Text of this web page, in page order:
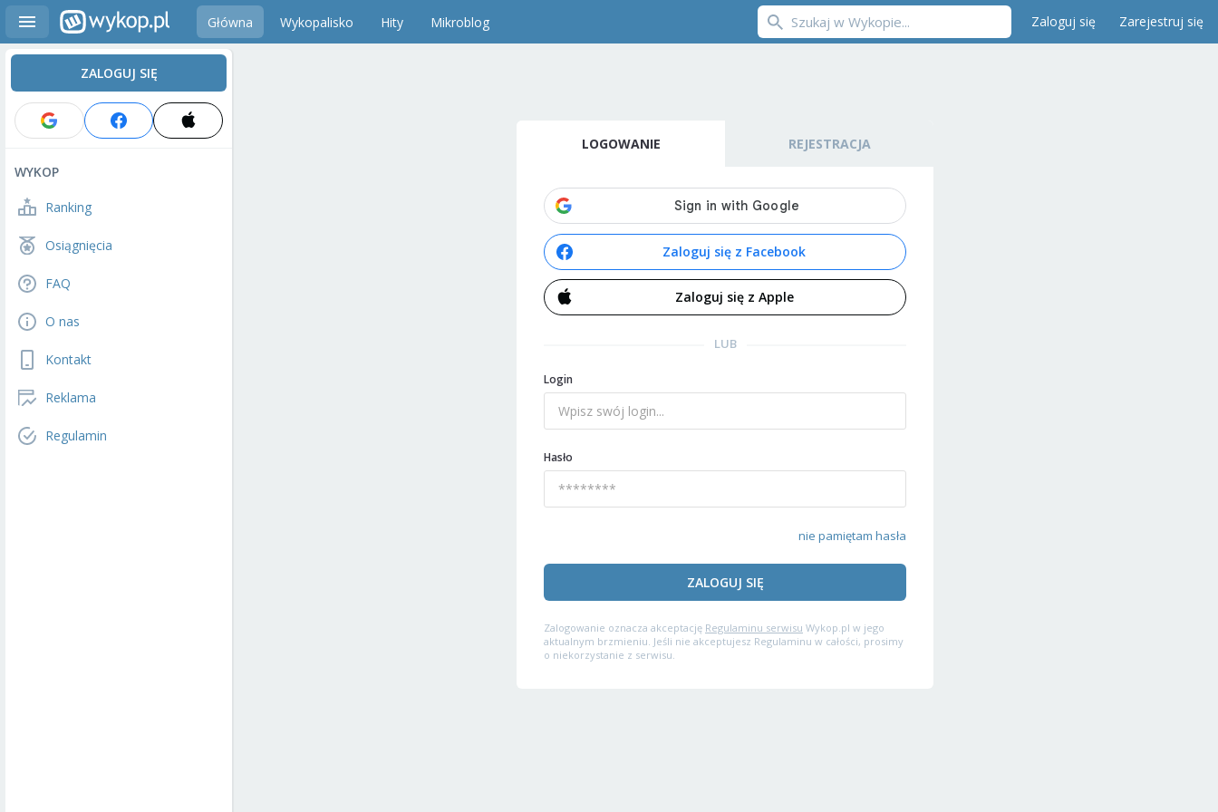
Główna Wykopalisko Hity Mikroblog Zaloguj się Zarejestruj się
ZALOGUJ SIĘ
WYKOP
Ranking
Osiągnięcia
FAQ
O nas
Kontakt
Reklama
Regulamin
LOGOWANIE REJESTRACJA
Zaloguj się z Facebook
Zaloguj się z Apple
LUB
Login
Hasło
nie pamiętam hasła
ZALOGUJ SIĘ
Zalogowanie oznacza akceptację Regulaminu serwisu Wykop.pl w jego
aktualnym brzmieniu. Jeśli nie akceptujesz Regulaminu w całości, prosimy
o niekorzystanie z serwisu.